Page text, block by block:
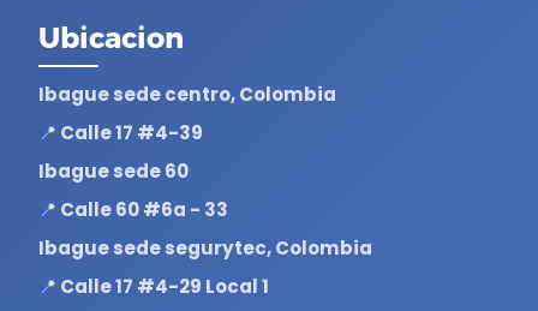
Ubicacion
Ibague sede centro, Colombia
📍 Calle 17 #4-39
Ibague sede 60
📍 Calle 60 #6a - 33
Ibague sede segurytec, Colombia
📍 Calle 17 #4-29 Local 1